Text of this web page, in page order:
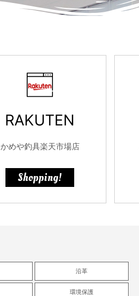
RAKUTEN
かめや釣具楽天市場店
Shopping!
沿革
環境保護